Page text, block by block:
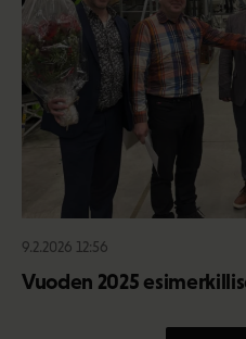
9.2.2026 12:56
Vuoden 2025